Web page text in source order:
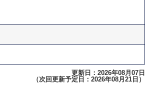
更新日：2026年08月07日
（次回更新予定日：2026年08月21日）